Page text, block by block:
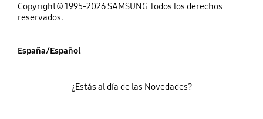
Copyright© 1995-2026 SAMSUNG Todos los derechos
reservados.
España/Español
¿Estás al día de las Novedades?